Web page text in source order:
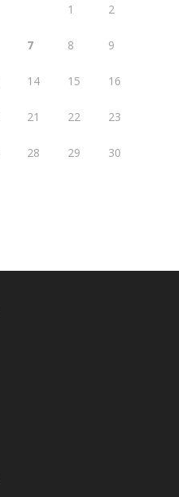
1 2
7 8 9
14 15 16
21 22 23
28 29 30